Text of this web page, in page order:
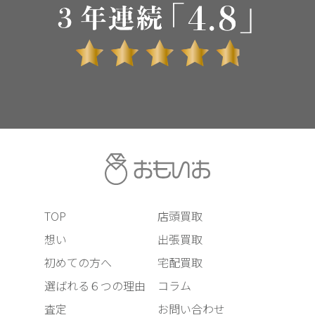
TOP
想い
初めての方へ
選ばれる６つの理由
査定
店頭買取
出張買取
宅配買取
コラム
お問い合わせ